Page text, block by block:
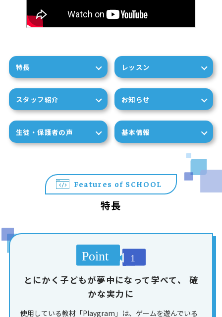
特長 レッスン
スタッフ紹介 お知らせ
生徒・保護者の声 基本情報
Features of SCHOOL
特長
とにかく子どもが夢中になって学べて、
確
かな実力に
使用している教材「Playgram」は、ゲームを遊んでいる